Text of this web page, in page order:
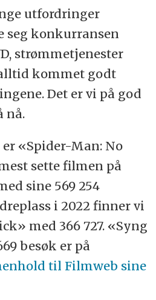
utfordringer
seg konkurransen
strømmetjenester
kommet godt
Det er vi på god
nå.
«Spider-Man: No
sette filmen på
sine 569 254
i 2022 finner vi
med 366 727. «Syng
besøk er på
til Filmweb sine